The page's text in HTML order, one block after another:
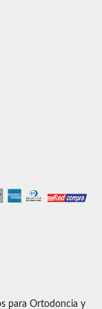
para Ortodoncia y